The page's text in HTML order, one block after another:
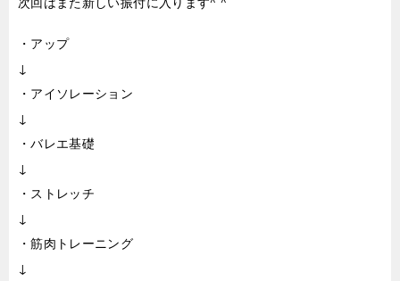
・アップ
↓
・アイソレーション
↓
・バレエ基礎
↓
・ストレッチ
↓
・筋肉トレーニング
↓